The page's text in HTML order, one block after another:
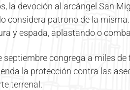
la devoción al arcángel San
considera patrono de la
y espada, aplastando o
septiembre congrega a miles
la protección contra las
terrenal.